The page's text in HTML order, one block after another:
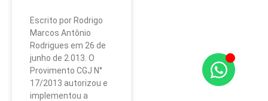
Escrito por Rodrigo
Marcos Antônio
Rodrigues em 26 de
junho de 2.013. O
Provimento CGJ N°
17/2013 autorizou e
implementou a